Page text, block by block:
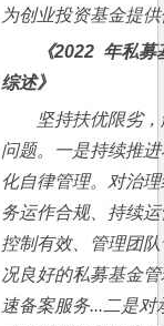
为创业投资基金提
《2022 年私募
综述》
坚持扶优限劣
问题。一是持续推
化自律管理。对治
务运作合规、持续
控制有效、管理团
况良好的私募基金
速备案服务...二是对